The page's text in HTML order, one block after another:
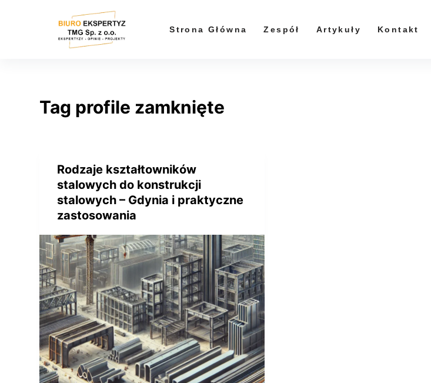
Strona Główna Zespół Artykuły Kontakt
Tag profile zamknięte
Rodzaje kształtowników
stalowych do konstrukcji
stalowych – Gdynia i praktyczne
zastosowania